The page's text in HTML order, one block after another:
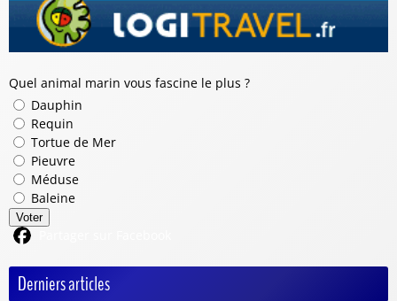
Quel animal marin vous fascine le plus ?
Dauphin
Requin
Tortue de Mer
Pieuvre
Méduse
Baleine
Voter
Derniers articles